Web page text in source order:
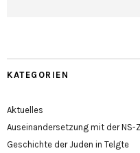
KATEGORIEN
Aktuelles
Auseinandersetzung mit der NS-
Geschichte der Juden in Telgte